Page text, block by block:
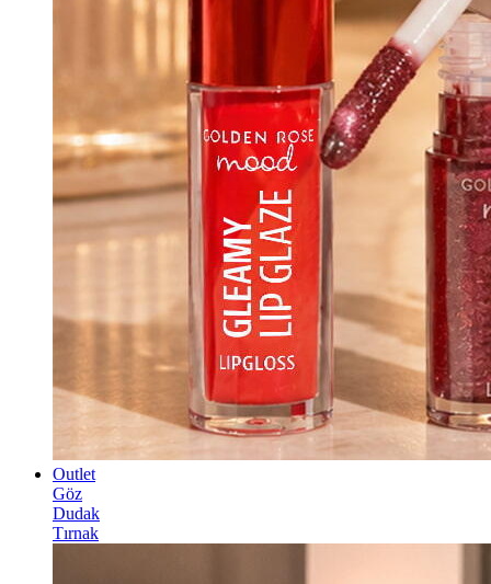
Outlet
Göz
Dudak
Tırnak